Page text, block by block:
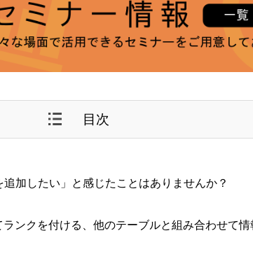
目次
加したい」と感じたことはありませんか？
ンクを付ける、他のテーブルと組み合わせて